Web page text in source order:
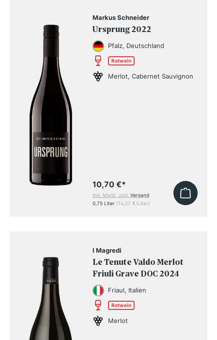
Markus Schneider
Ursprung 2022
Pfalz, Deutschland
Rotwein
Merlot, Cabernet Sauvignon
10,70 €*
inkl. MwSt, zzgl.Versand
0,75 Liter (14,27 €/Liter)
I Magredi
Le Tenute Valdo Merlot
Friuli Grave DOC 2024
Friaul, Italien
Rotwein
Merlot